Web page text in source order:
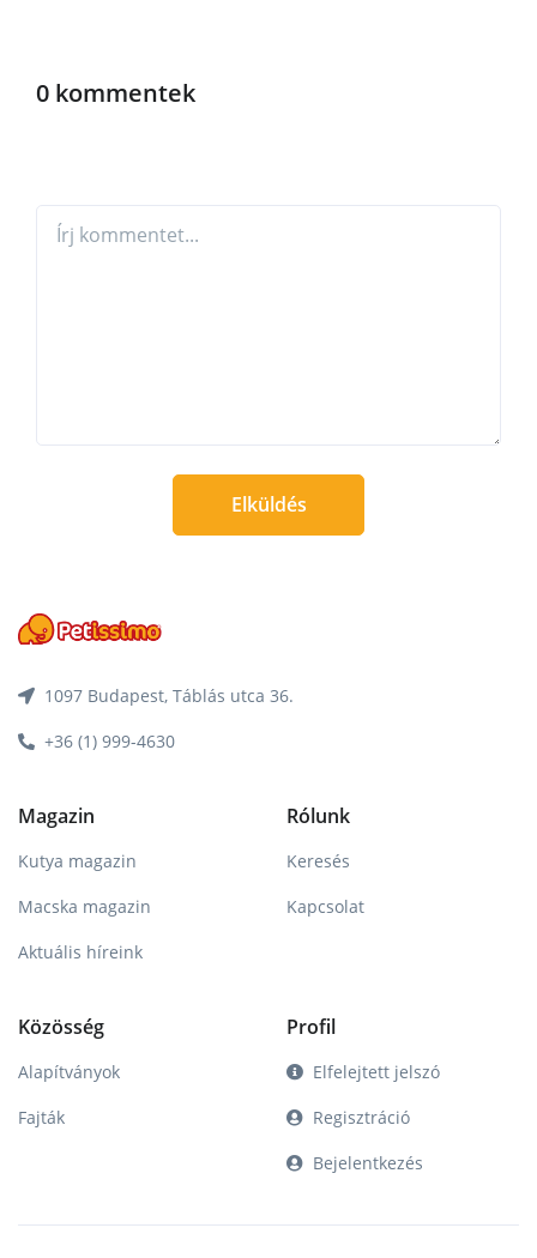
0 kommentek
Elküldés
1097 Budapest, Táblás utca 36.
+36 (1) 999-4630
Magazin
Kutya magazin
Macska magazin
Aktuális híreink
Rólunk
Keresés
Kapcsolat
Közösség
Alapítványok
Fajták
Profil
Elfelejtett jelszó
Regisztráció
Bejelentkezés